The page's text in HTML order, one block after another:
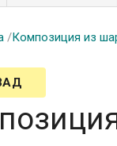
/Композиция из